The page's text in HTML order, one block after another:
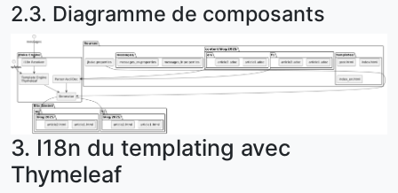
2.3. Diagramme de composants
3. I18n du templating avec
Thymeleaf